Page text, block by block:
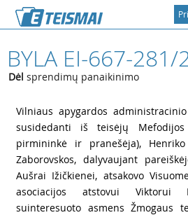
BYLA EI-667-281/
Dėl sprendimų panaikinimo
Vilniaus apygardos
susidedanti iš teisėjų Mefodijos
pirmininkė ir pranešėja),
Zaborovskos, dalyvaujant
Aušrai Ižičkienei, atsakovo
asociacijos atstovui Viktorui
suinteresuoto asmens Žmogaus